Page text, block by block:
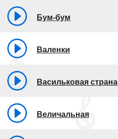
Бум-бум
Валенки
Васильковая страна
Величальная